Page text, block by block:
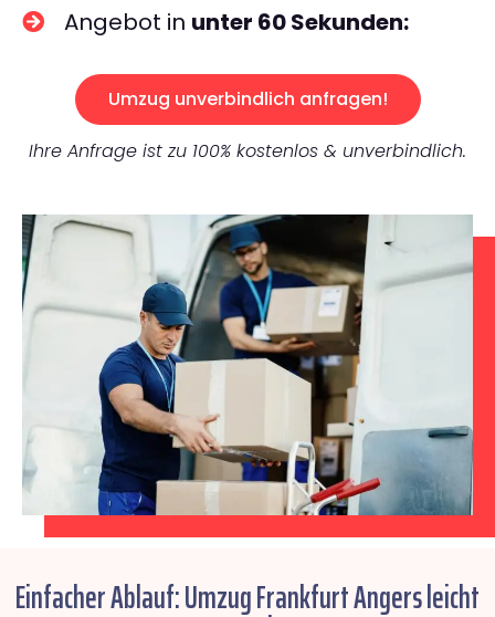
Angebot in unter 60 Sekunden:
Umzug unverbindlich anfragen!
Ihre Anfrage ist zu 100% kostenlos & unverbindlich.
Einfacher Ablauf: Umzug Frankfurt Angers leicht